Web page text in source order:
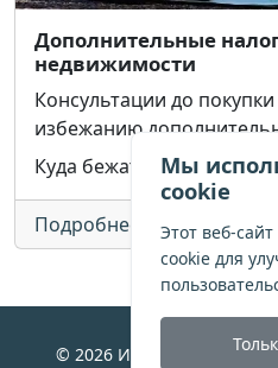
Мы
cookie
Этот веб-
cookie для
Дополнительные
недвижимости
Консультации до
избежанию
Куда бежать если
Подробнее >>
© 2026 Испания для